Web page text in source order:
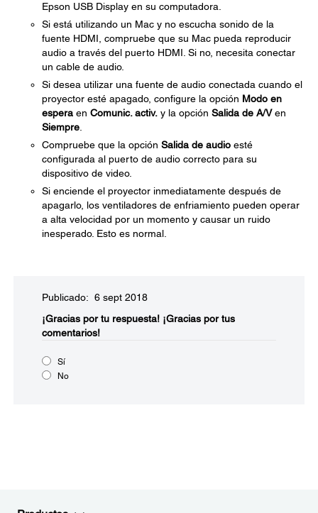
Epson USB Display en su computadora.
Si está utilizando un Mac y no escucha sonido de la
fuente HDMI, compruebe que su Mac pueda reproducir
audio a través del puerto HDMI. Si no, necesita conectar
un cable de audio.
Si desea utilizar una fuente de audio conectada cuando el
proyector esté apagado, configure la opción Modo en
espera en Comunic. activ. y la opción Salida de A/Ven
Siempre
Compruebe que la opción Salida de audio esté
configurada al puerto de audio correcto para su
dispositivo de video.
Si enciende el proyector inmediatamente después de
apagarlo, los ventiladores de enfriamiento pueden operar
a alta velocidad por un momento y causar un ruido
inesperado. Esto es normal.
Publicado: 6 sept 2018
¡Gracias por tu respuesta! ¡Gracias por tus
comentarios!
Sí
No